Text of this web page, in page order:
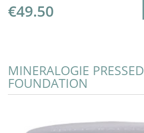
€49.50
MINERALOGIE PRESSED
FOUNDATION